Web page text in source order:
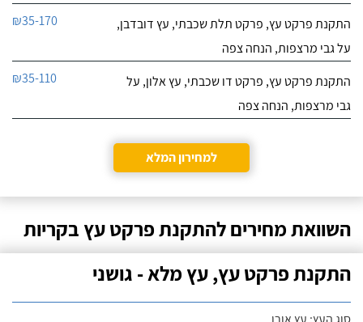
התקנת פרקט עץ, פרקט תלת שכבתי, עץ דובדבן,
על גבי מרצפות, הנחה צפה
₪35-170
התקנת פרקט עץ, פרקט דו שכבתי, עץ אלון, על
גבי מרצפות, הנחה צפה
₪35-110
למחירון המלא
השוואת מחירים להתקנת פרקט עץ בקריות
התקנת פרקט עץ, עץ מלא - גושני